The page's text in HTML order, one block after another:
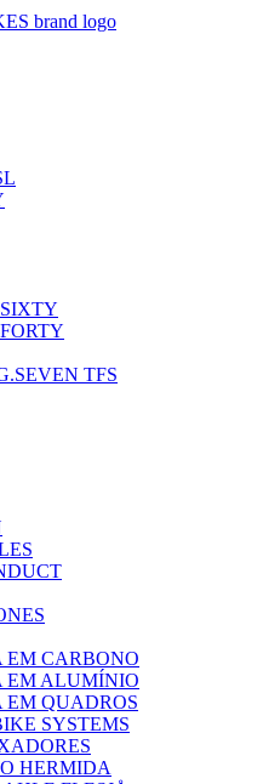
TFS
EM CARBONO
EM ALUMÍNIO
QUADROS
SYSTEMS
HERMIDA